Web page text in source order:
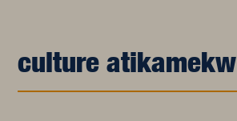
culture atikamekw